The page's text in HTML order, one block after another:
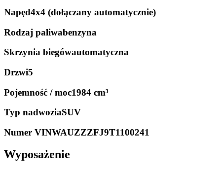
Napęd4x4 (dołączany automatycznie)
Rodzaj paliwabenzyna
Skrzynia biegówautomatyczna
Drzwi5
Pojemność / moc1984 cm³
Typ nadwoziaSUV
Numer VINWAUZZZFJ9T1100241
Wyposażenie